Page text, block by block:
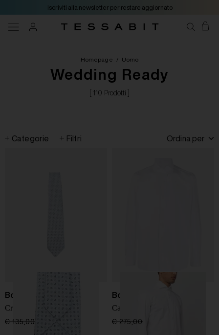
iscriviti alla newsletter per restare aggiornato
Homepage / Uomo
Wedding Ready
[ 110 Prodotti ]
Categorie Filtri Ordina per
Borrelli
Cravatta in seta
€ 135,00
Borrelli
Camicia Nando
€ 275,00